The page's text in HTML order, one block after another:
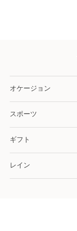
オケージョン
スポーツ
ギフト
レイン